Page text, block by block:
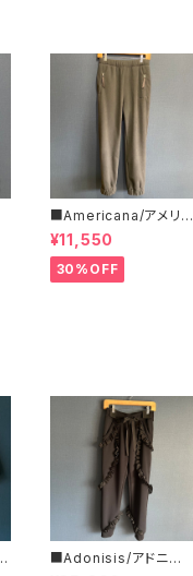
■Americana/アメリカ
ーナ■マイクロフリー
ス・イージーパンツ■
¥11,550
30%OFF
■Adonisis/アドニシ